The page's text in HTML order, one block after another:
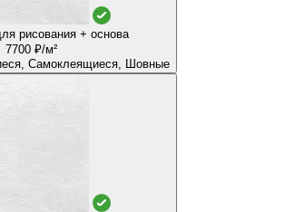
рисования + основа
7700 ₽/м²
Магнитные, Моющиеся, Самоклеящиеся, Шовные